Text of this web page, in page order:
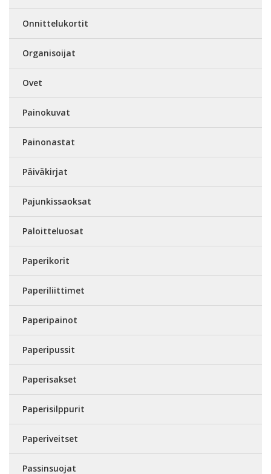
Onnittelukortit
Organisoijat
Ovet
Painokuvat
Painonastat
Päiväkirjat
Pajunkissaoksat
Paloitteluosat
Paperikorit
Paperiliittimet
Paperipainot
Paperipussit
Paperisakset
Paperisilppurit
Paperiveitset
Passinsuojat